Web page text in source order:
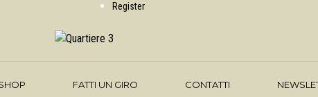
Register
FATTI UN GIRO CONTATTI